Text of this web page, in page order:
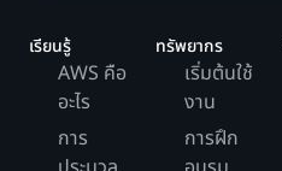
เรียนรู้
AWS คือ
อะไร
การ
ทรัพยากร
เริ่มต้นใช้
งาน
การฝึก